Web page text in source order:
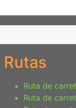
Rutas
Ruta de
Ruta de